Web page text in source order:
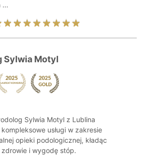
...
Sylwia Motyl
Sylwia Motyl z Lublina
usługi w zakresie
opieki podologicznej, kładąc
zdrowie i wygodę stóp.